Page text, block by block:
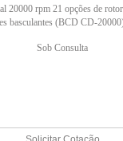
20000 rpm 21 opções de
basculantes (BCD CD-
Sob Consulta